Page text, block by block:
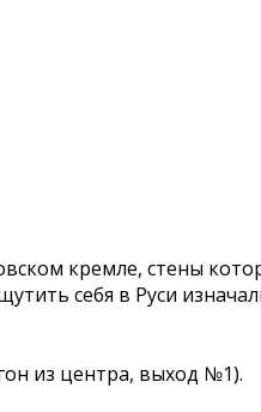
кремле, стены
себя в Руси
из центра, выход №1).